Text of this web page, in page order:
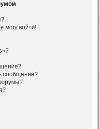
могу войти!
сообщение?